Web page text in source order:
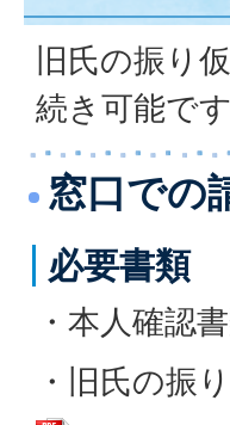
旧氏の振り
続き可能です
窓口での
必要書類
・本人確認
・旧氏の振